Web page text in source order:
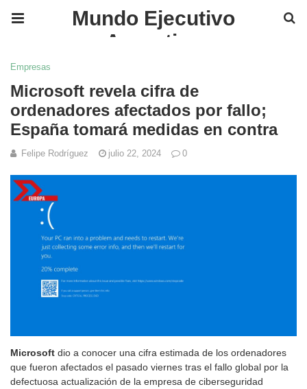
Mundo Ejecutivo
Argentina
Empresas
Microsoft revela cifra de
ordenadores afectados por fallo;
España tomará medidas en contra
Felipe Rodríguez julio 22, 2024 0
Microsoft dio a conocer una cifra estimada de los ordenadores
que fueron afectados el pasado viernes tras el fallo global por la
defectuosa actualización de la empresa de ciberseguridad